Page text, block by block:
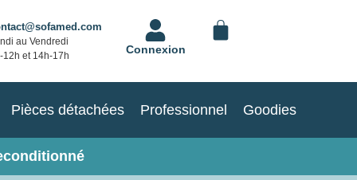
au Vendredi
12h et 14h-17h
Connexion
Pièces détachées Professionnel Goodies